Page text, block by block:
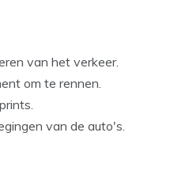
van het verkeer.
om te rennen.
van de auto's.